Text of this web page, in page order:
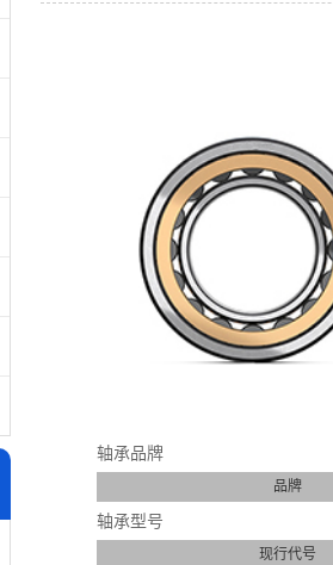
轴承品牌
品牌
轴承型号
现行代号